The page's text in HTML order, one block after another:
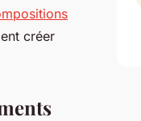
créer